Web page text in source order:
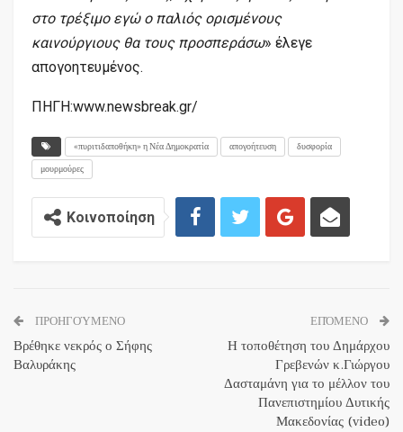
στο τρέξιμο εγώ ο παλιός ορισμένους
καινούργιους θα τους προσπεράσω» έλεγε
απογοητευμένος.
ΠΗΓΗ:www.newsbreak.gr/
«πυριτιδαποθήκη» η Νέα Δημοκρατία απογοήτευση
δυσφορία
μουρμούρες
Κοινοποίηση
ΠΡΟΗΓΟΎΜΕΝΟ
Βρέθηκε νεκρός ο Σήφης
Βαλυράκης
ΕΠΌΜΕΝΟ
Η τοποθέτηση του Δημάρχου
Γρεβενών κ.Γιώργου
Δασταμάνη για το μέλλον του
Πανεπιστημίου Δυτικής
Μακεδονίας (video)